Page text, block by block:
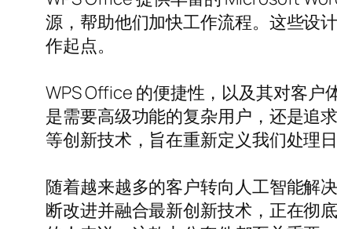
源，帮助他们加快工作流程。这些设
作起点。
WPS Office 的便捷性，以及其对客
是需要高级功能的复杂用户，还是追
等创新技术，旨在重新定义我们处理
随着越来越多的客户转向人工智能解
断改进并融合最新创新技术，正在彻